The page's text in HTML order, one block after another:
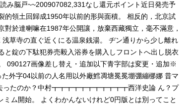
み脳戸~~200907082,331なし還元ポイント近日発売予
領土回歸成1950年以前的形與面積。 相反的，北京試
於達喇嘛在1987年公開讓，放棄西藏獨立，毫不滿意，
草寺の直ぐ近くにる温泉銭湯。 ヂン通りから少し離れ
錠の下駄犯券売毅入浴券を購入しフロントへ出し脱衣
090127画像差し替え・追加以下青字部は変更・追加※
外字04以前の人名用以外廠鱈凋塘冕冕堋弸繃梛娜 昔マ
え去ったのか？中村┳┳┳┳┳┳┳┳┳┳┳西洋史論 ん？プ
ム開始。 よくわかんないけれど0円版とは別ってこと